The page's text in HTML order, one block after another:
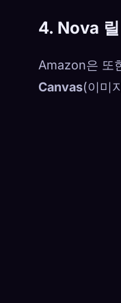
4. Nova
Amazon은 또
Canvas(이미